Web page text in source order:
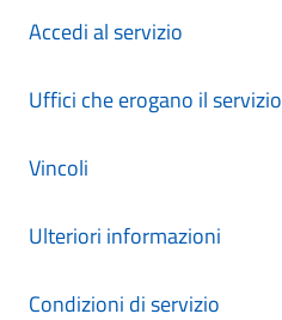
Accedi al servizio
Uffici che erogano il servizio
Vincoli
Ulteriori informazioni
Condizioni di servizio